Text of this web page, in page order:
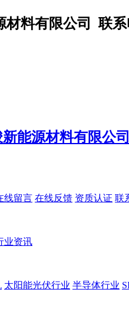
材料有限公司 联系
线留言 在线反馈 资质认证 联
业资讯
太阳能光伏行业 半导体行业